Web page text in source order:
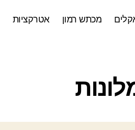
מכתש רמון אטרקציות